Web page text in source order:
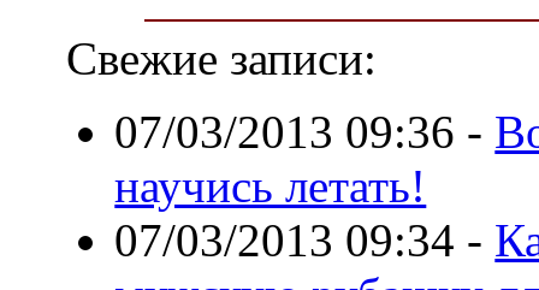
Свежие записи:
07/03/2013 09:36 -
научись летать!
07/03/2013 09:34 -